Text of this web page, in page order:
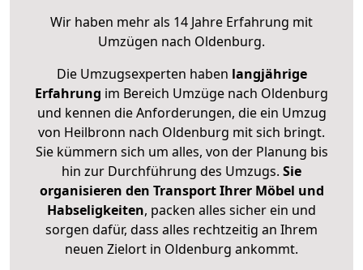
Wir haben mehr als 14 Jahre Erfahrung mit
Umzügen nach Oldenburg.
Die Umzugsexperten haben langjährige
Erfahrung im Bereich Umzüge nach Oldenburg
und kennen die Anforderungen, die ein Umzug
von Heilbronn nach Oldenburg mit sich bringt.
Sie kümmern sich um alles, von der Planung bis
hin zur Durchführung des Umzugs. Sie
organisieren den Transport Ihrer Möbel und
Habseligkeiten, packen alles sicher ein und
sorgen dafür, dass alles rechtzeitig an Ihrem
neuen Zielort in Oldenburg ankommt.